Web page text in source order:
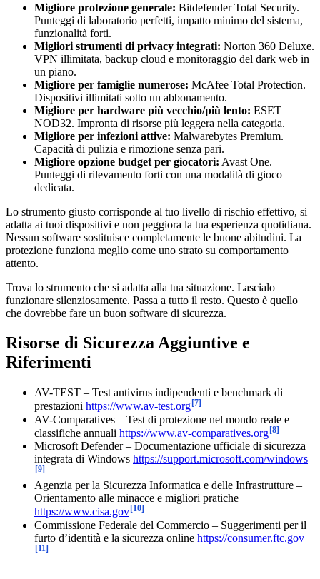
Migliore protezione generale: Bitdefender Total Security.
Punteggi di laboratorio perfetti, impatto minimo del sistema,
funzionalità forti.
Migliori strumenti di privacy integrati: Norton 360 Deluxe.
VPN illimitata, backup cloud e monitoraggio del dark web in
un piano.
Migliore per famiglie numerose: McAfee Total Protection.
Dispositivi illimitati sotto un abbonamento.
Migliore per hardware più vecchio/più lento: ESET
NOD32. Impronta di risorse più leggera nella categoria.
Migliore per infezioni attive: Malwarebytes Premium.
Capacità di pulizia e rimozione senza pari.
Migliore opzione budget per giocatori: Avast One.
Punteggi di rilevamento forti con una modalità di gioco
dedicata.
Lo strumento giusto corrisponde al tuo livello di rischio effettivo, si
adatta ai tuoi dispositivi e non peggiora la tua esperienza quotidiana.
Nessun software sostituisce completamente le buone abitudini. La
protezione funziona meglio come uno strato su comportamento
attento.
Trova lo strumento che si adatta alla tua situazione. Lascialo
funzionare silenziosamente. Passa a tutto il resto. Questo è quello
che dovrebbe fare un buon software di sicurezza.
Risorse di Sicurezza Aggiuntive e
Riferimenti
AV-TEST – Test antivirus indipendenti e benchmark di
prestazioni https://www.av-test.org [7]
AV-Comparatives – Test di protezione nel mondo reale e
classifiche annuali https://www.av-comparatives.org [8]
Microsoft Defender – Documentazione ufficiale di sicurezza
integrata di Windows https://support.microsoft.com/windows
[9]
Agenzia per la Sicurezza Informatica e delle Infrastrutture –
Orientamento alle minacce e migliori pratiche
https://www.cisa.gov [10]
Commissione Federale del Commercio – Suggerimenti per il
furto d’identità e la sicurezza online https://consumer.ftc.gov
[11]